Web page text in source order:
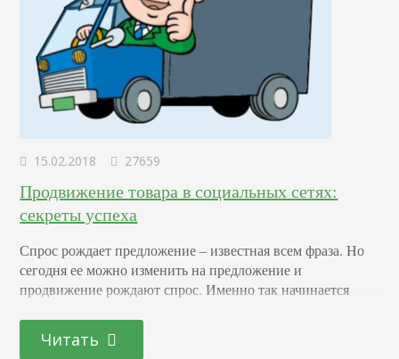
15.02.2018 27659
Продвижение товара в социальных сетях:
секреты успеха
Спрос рождает предложение – известная всем фраза. Но
сегодня ее можно изменить на предложение и
продвижение рождают спрос. Именно так начинается
заинтересовать и побудить купить помогут социальные
сети, которые с этой задачей справляются вполне
Читать